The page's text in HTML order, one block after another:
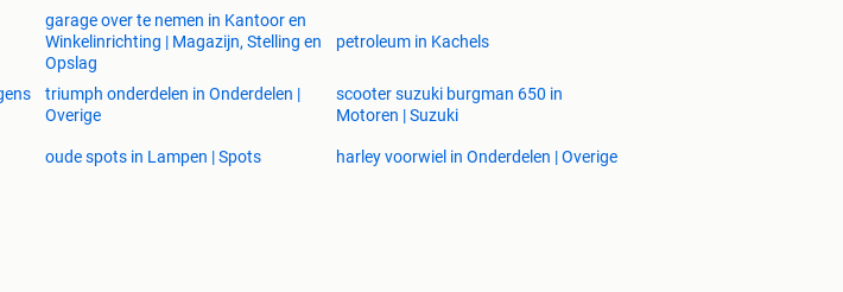
garage over te nemen in Kantoor en
Winkelinrichting | Magazijn, Stelling en
Opslag
petroleum in Kachels
triumph onderdelen in Onderdelen |
Overige
scooter suzuki burgman 650 in
Motoren | Suzuki
oude spots in Lampen | Spots harley voorwiel in Onderdelen | Overige